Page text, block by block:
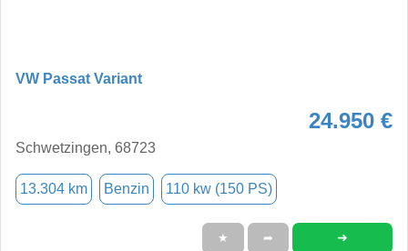
VW Passat Variant
24.950 €
Schwetzingen, 68723
13.304 km Benzin 110 kw (150 PS)
★ ➦ ➜